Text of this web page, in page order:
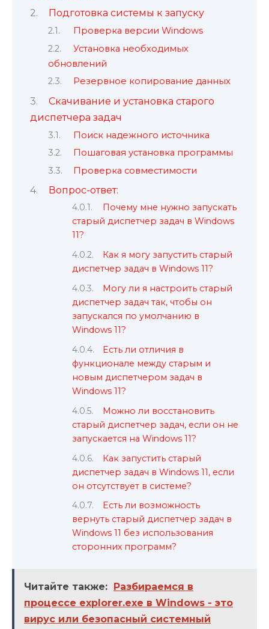
Подготовка системы к запуску
Проверка версии Windows
Установка необходимых
обновлений
Резервное копирование данных
Скачивание и установка старого
диспетчера задач
Поиск надежного источника
Пошаговая установка программы
Проверка совместимости
Вопрос-ответ:
Почему мне нужно запускать
старый диспетчер задач в Windows
11?
Как я могу запустить старый
диспетчер задач в Windows 11?
Могу ли я настроить старый
диспетчер задач так, чтобы он
запускался по умолчанию в
Windows 11?
Есть ли отличия в
функционале между старым и
новым диспетчером задач в
Windows 11?
Можно ли восстановить
старый диспетчер задач, если он не
запускается на Windows 11?
Как запустить старый
диспетчер задач в Windows 11, если
он отсутствует в системе?
Есть ли возможность
вернуть старый диспетчер задач в
Windows 11 без использования
сторонних программ?
Читайте также:
Разбираемся в
процессе explorer.exe в Windows - это
вирус или безопасный системный